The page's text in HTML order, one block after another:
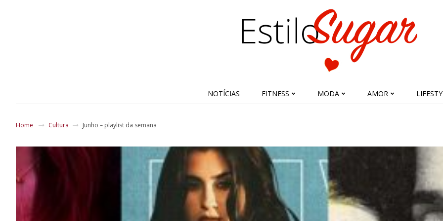
NOTÍCIAS FITNESS MODA AMOR
Home Cultura Junho – playlist da semana